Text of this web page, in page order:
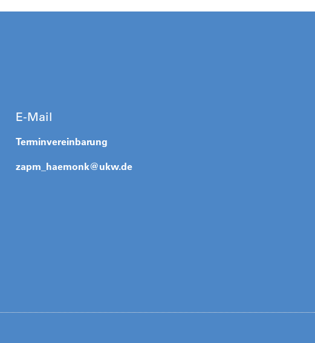
E-Mail
Terminvereinbarung
zapm_haemonk@ukw.de